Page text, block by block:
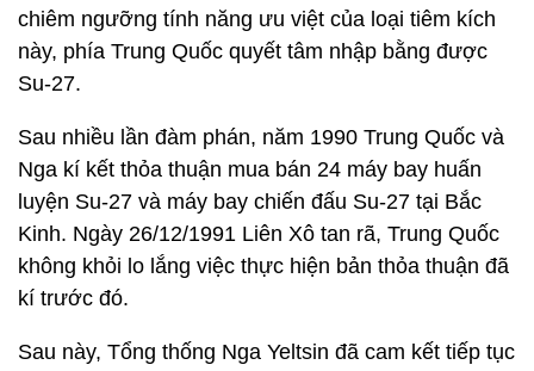
chiêm ngưỡng tính năng ưu việt của loại tiêm kích
này, phía Trung Quốc quyết tâm nhập bằng được
Su-27.
Sau nhiều lần đàm phán, năm 1990 Trung Quốc và
Nga kí kết thỏa thuận mua bán 24 máy bay huấn
luyện Su-27 và máy bay chiến đấu Su-27 tại Bắc
Kinh. Ngày 26/12/1991 Liên Xô tan rã, Trung Quốc
không khỏi lo lắng việc thực hiện bản thỏa thuận đã
kí trước đó.
Sau này, Tổng thống Nga Yeltsin đã cam kết tiếp tục